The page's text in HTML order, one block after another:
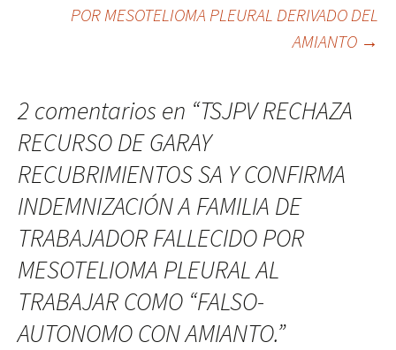
POR MESOTELIOMA PLEURAL DERIVADO DEL
AMIANTO →
2 comentarios en “TSJPV RECHAZA
RECURSO DE GARAY
RECUBRIMIENTOS SA Y CONFIRMA
INDEMNIZACIÓN A FAMILIA DE
TRABAJADOR FALLECIDO POR
MESOTELIOMA PLEURAL AL
TRABAJAR COMO “FALSO-
AUTONOMO CON AMIANTO.”